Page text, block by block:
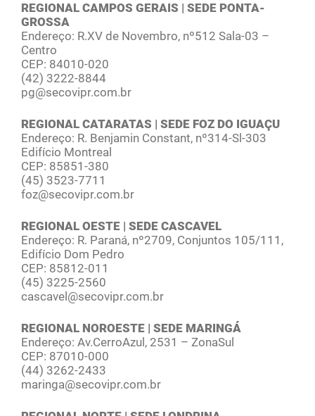
REGIONAL CAMPOS GERAIS | SEDE PONTA-
GROSSA
Endereço: R.XV de Novembro, nº512 Sala-03 –
Centro
CEP: 84010-020
(42) 3222-8844
pg@secovipr.com.br
REGIONAL CATARATAS | SEDE FOZ DO IGUAÇU
Endereço: R. Benjamin Constant, nº314-Sl-303
Edifício Montreal
CEP: 85851-380
(45) 3523-7711
foz@secovipr.com.br
REGIONAL OESTE | SEDE CASCAVEL
Endereço: R. Paraná, nº2709, Conjuntos 105/111,
Edifício Dom Pedro
CEP: 85812-011
(45) 3225-2560
cascavel@secovipr.com.br
REGIONAL NOROESTE | SEDE MARINGÁ
Endereço: Av.CerroAzul, 2531 – ZonaSul
CEP: 87010-000
(44) 3262-2433
maringa@secovipr.com.br